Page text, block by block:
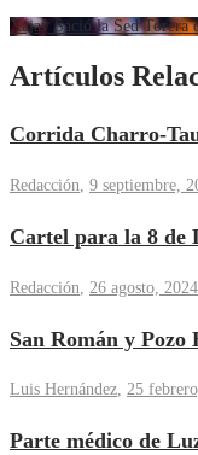
Xajay Sació la Sed Torera
Artículos
Corrida Charro-
Redacción 9 septiembre,
Cartel para la 8 de
Redacción 26 agosto, 2024
San Román y Pozo
Luis Hernández, 25
Parte médico de